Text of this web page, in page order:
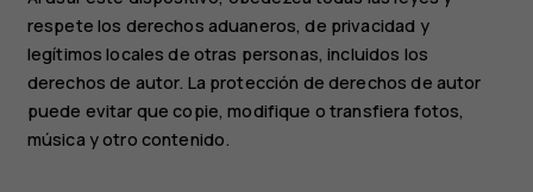
Plus
respete los derechos aduaneros, de privacidad y
legítimos locales de otras personas, incluidos los
derechos de autor. La protección de derechos de autor
puede evitar que copie, modifique o transfiera fotos,
música y otro contenido.